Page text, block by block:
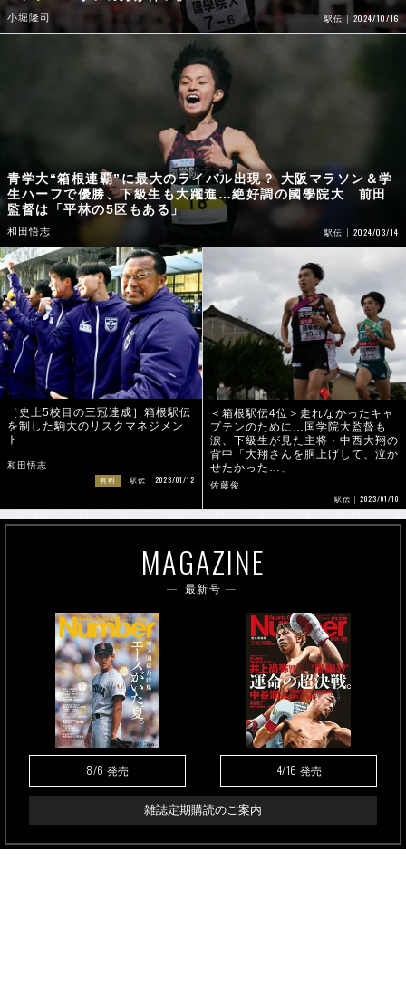
小堀隆司 駅伝 2024/10/16
青学大“箱根連覇”に最大のライバル出現？ 大阪マラソン＆学
生ハーフで優勝、下級生も大躍進…絶好調の國學院大 前田
監督は「平林の5区もある」
和田悟志 駅伝 2024/03/14
［史上5校目の三冠達成］箱根駅伝
を制した駒大のリスクマネジメン
ト
和田悟志
有料 駅伝 2023/01/12
＜箱根駅伝4位＞走れなかったキャ
プテンのために…国学院大監督も
涙、下級生が見た主将・中西大翔の
背中「大翔さんを胴上げして、泣か
せたかった…」
佐藤俊
駅伝 2023/01/10
MAGAZINE
最新号
8/6 発売 4/16 発売
雑誌定期購読のご案内